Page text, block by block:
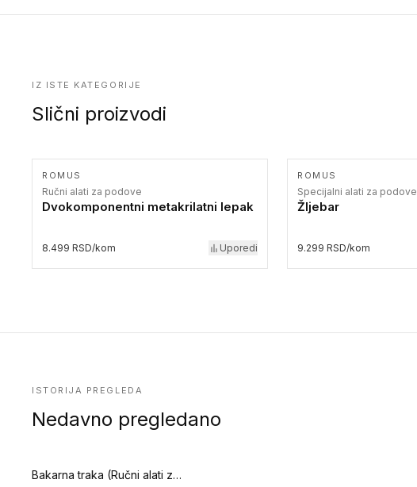
IZ ISTE KATEGORIJE
Slični proizvodi
ROMUS
Ručni alati za podove
Dvokomponentni metakrilatni lepak
8.499 RSD/kom Uporedi
ROMUS
Specijalni alati za podove
Žljebar
9.299 RSD/kom
ISTORIJA PREGLEDA
Nedavno pregledano
Bakarna traka (Ručni alati za podove)